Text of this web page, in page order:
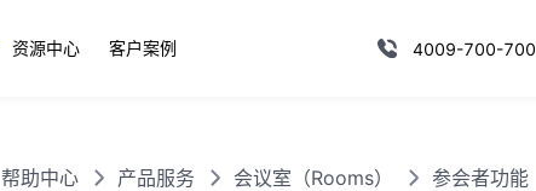
资源中心 客户案例 4009-700-700
帮助中心 产品服务 会议室（Rooms） 参会者功能